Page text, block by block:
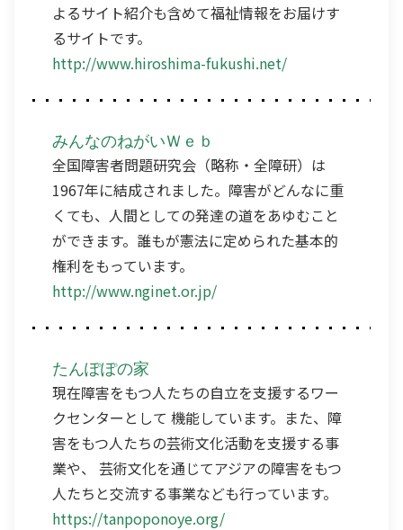
よるサイト紹介も含めて福祉情報をお届けす
るサイトです。
http://www.hiroshima-fukushi.net/
みんなのねがいＷｅｂ
全国障害者問題研究会（略称・全障研）は
1967年に結成されました。障害がどんなに重
くても、人間としての発達の道をあゆむこと
ができます。誰もが憲法に定められた基本的
権利をもっています。
http://www.nginet.or.jp/
たんぽぽの家
現在障害をもつ人たちの自立を支援するワー
クセンターとして 機能しています。また、障
害をもつ人たちの芸術文化活動を支援する事
業や、 芸術文化を通じてアジアの障害をもつ
人たちと交流する事業なども行っています。
https://tanpoponoye.org/